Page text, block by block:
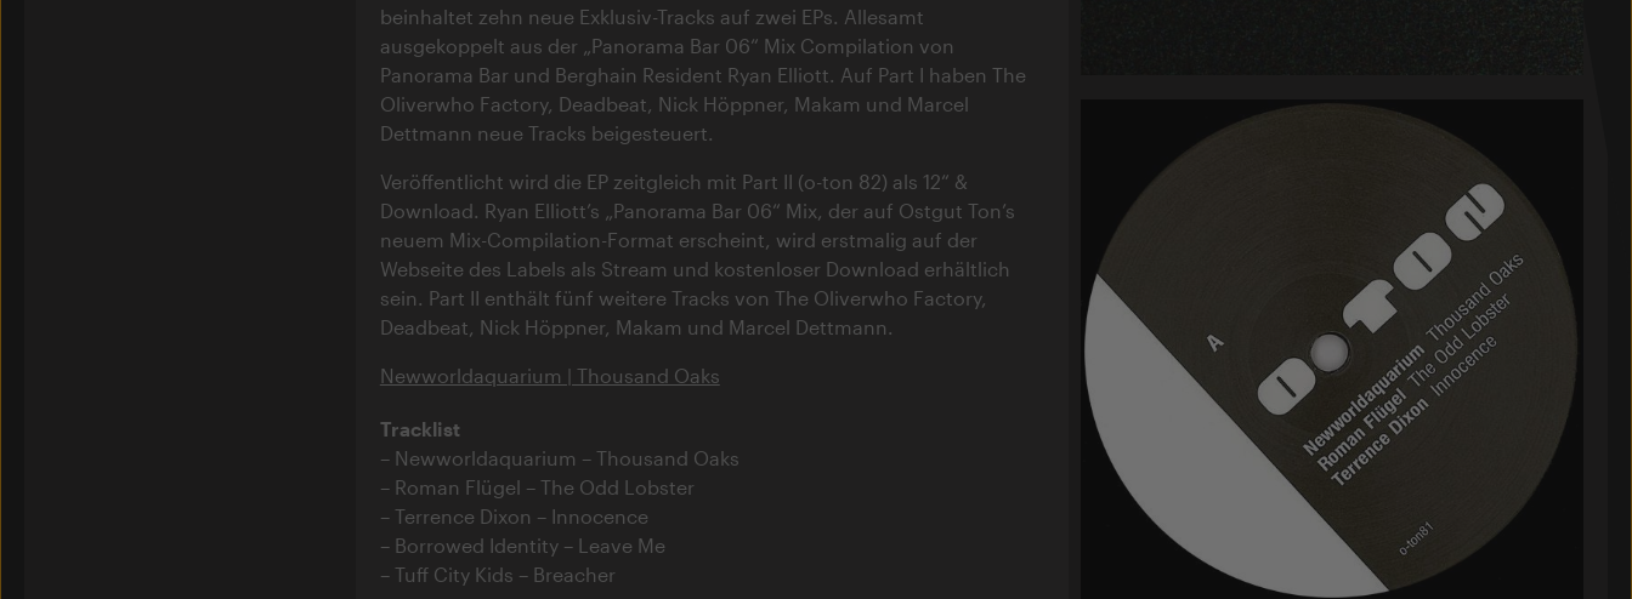
beinhaltet zehn neue Exklusiv-Tracks auf zwei EPs. Allesamt
ausgekoppelt aus der „Panorama Bar 06“ Mix Compilation von
Panorama Bar und Berghain Resident Ryan Elliott. Auf Part I haben The
Oliverwho Factory, Deadbeat, Nick Höppner, Makam und Marcel
Dettmann neue Tracks beigesteuert.
Veröffentlicht wird die EP zeitgleich mit Part II (o-ton 82) als 12“ &
Download. Ryan Elliott’s „Panorama Bar 06“ Mix, der auf Ostgut Ton’s
neuem Mix-Compilation-Format erscheint, wird erstmalig auf der
Webseite des Labels als Stream und kostenloser Download erhältlich
sein. Part II enthält fünf weitere Tracks von The Oliverwho Factory,
Deadbeat, Nick Höppner, Makam und Marcel Dettmann.
Newworldaquarium | Thousand Oaks
Tracklist
Newworldaquarium – Thousand Oaks
Roman Flügel – The Odd Lobster
Terrence Dixon – Innocence
Borrowed Identity – Leave Me
Tuff City Kids – Breacher